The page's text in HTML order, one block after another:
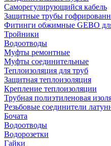
Саморегулирующийся кабель
Защитные трубы
Фитинги обжимные GEBO
Тройники
Водоотводы
Муфты ремонтные
Муфты соединительные
Теплоизоляция для труб
Защитная теплоизоляция
Крепление теплоизоляции
Трубная полиэтиленовая
Резьбовые соединители
Бочата
Водоотводы
Водорозетки
Гайки